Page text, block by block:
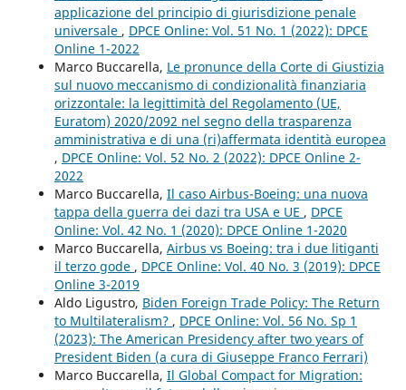
applicazione del principio di giurisdizione penale
universale , DPCE Online: Vol. 51 No. 1 (2022): DPCE
Online 1-2022
Marco Buccarella, Le pronunce della Corte di Giustizia
sul nuovo meccanismo di condizionalità finanziaria
orizzontale: la legittimità del Regolamento (UE,
Euratom) 2020/2092 nel segno della trasparenza
amministrativa e di una (ri)affermata identità europea
, DPCE Online: Vol. 52 No. 2 (2022): DPCE Online 2-
2022
Marco Buccarella, Il caso Airbus-Boeing: una nuova
tappa della guerra dei dazi tra USA e UE , DPCE
Online: Vol. 42 No. 1 (2020): DPCE Online 1-2020
Marco Buccarella, Airbus vs Boeing: tra i due litiganti
il terzo gode , DPCE Online: Vol. 40 No. 3 (2019): DPCE
Online 3-2019
Aldo Ligustro, Biden Foreign Trade Policy: The Return
to Multilateralism? , DPCE Online: Vol. 56 No. Sp 1
(2023): The American Presidency after two years of
President Biden (a cura di Giuseppe Franco Ferrari)
Marco Buccarella, Il Global Compact for Migration: